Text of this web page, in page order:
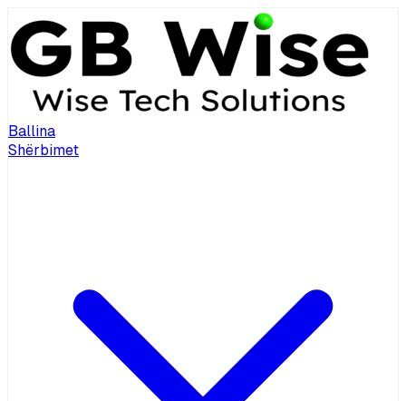
Ballina
Shërbimet